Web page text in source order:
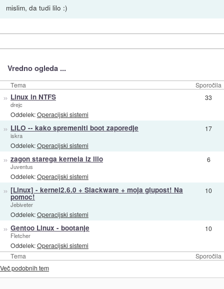
mislim, da tudi lilo :)
Vredno ogleda ...
Tema Sporočila
Tema Sporočila
» Linux in NTFS
drejc
Oddelek:Operacijski sistemi
33
» LILO -- kako spremeniti boot zaporedje
iskra
Oddelek:Operacijski sistemi
17
» zagon starega kernela iz lilo
Juventus
Oddelek:Operacijski sistemi
6
» [Linux] - kernel2.6.0 + Slackware + moja glupost! Na
pomoc!
Jebiveter
Oddelek:Operacijski sistemi
10
» Gentoo Linux - bootanje
Fletcher
Oddelek:Operacijski sistemi
10
Več podobnih tem